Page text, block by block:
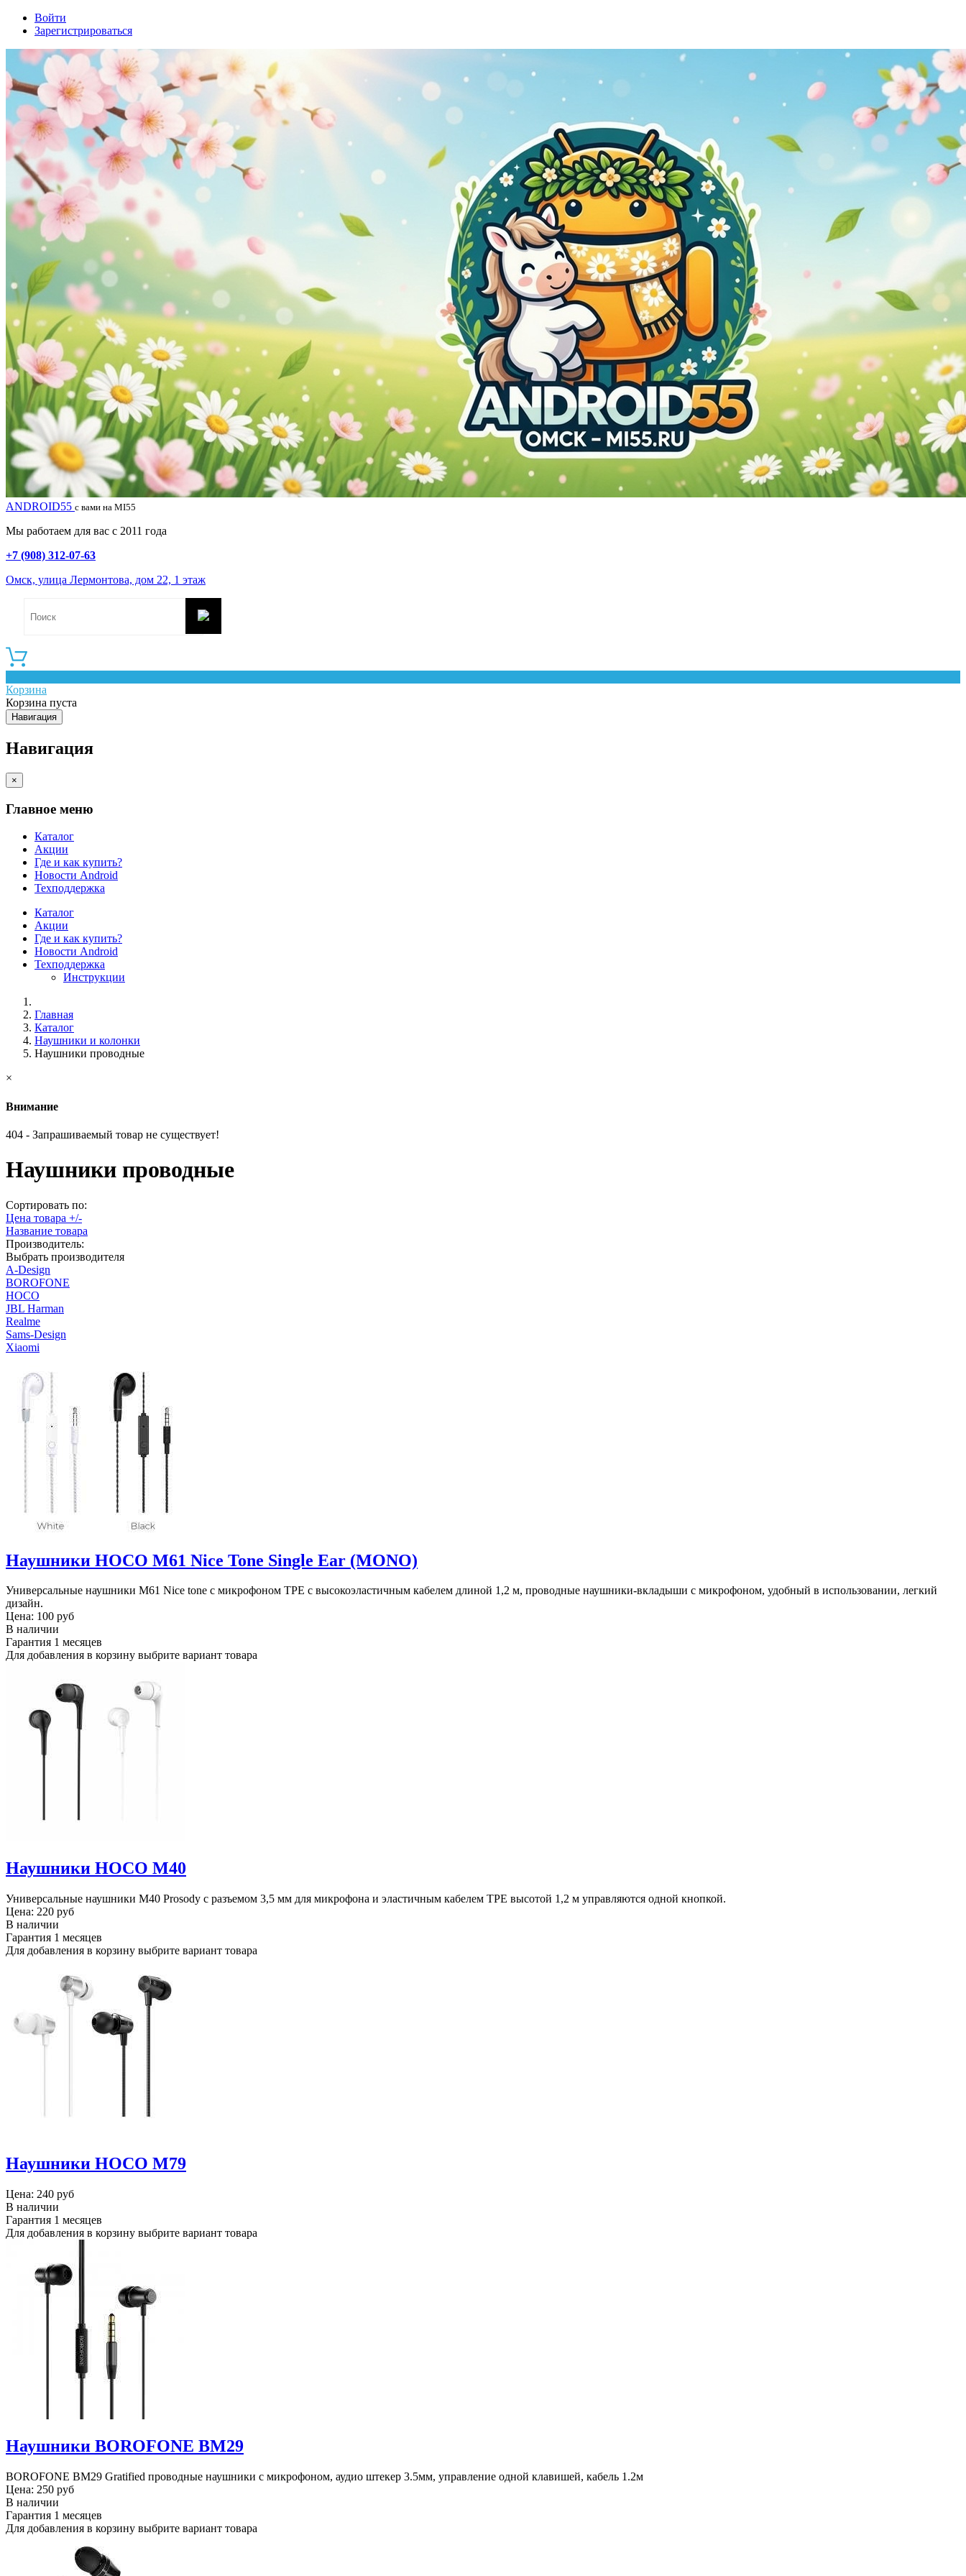
Войти
Зарегистрироваться
ANDROID55 с вами на MI55
Мы работаем для вас с 2011 года
+7 (908) 312-07-63
Омск, улица Лермонтова, дом 22, 1 этаж
Корзина
Корзина пуста
Навигация
Навигация
×
Главное меню
Каталог
Акции
Где и как купить?
Новости Android
Техподдержка
Каталог
Акции
Где и как купить?
Новости Android
Техподдержка
Инструкции
Главная
Каталог
Наушники и колонки
Наушники проводные
×
Внимание
404 - Запрашиваемый товар не существует!
Наушники проводные
Сортировать по:
Цена товара +/-
Название товара
Производитель:
Выбрать производителя
A-Design
BOROFONE
HOCO
JBL Harman
Realme
Sams-Design
Xiaomi
Наушники HOCO M61 Nice Tone Single Ear (MONO)
Универсальные наушники M61 Nice tone с микрофоном TPE с высокоэластичным кабелем длиной 1,2 м, проводные наушники-вкладыши с микрофоном, удобный в использовании, легкий
дизайн.
Цена: 100 руб
В наличии
Гарантия 1 месяцев
Для добавления в корзину выбрите вариант товара
Наушники HOCO M40
Универсальные наушники M40 Prosody с разъемом 3,5 мм для микрофона и эластичным кабелем TPE высотой 1,2 м управляются одной кнопкой.
Цена: 220 руб
В наличии
Гарантия 1 месяцев
Для добавления в корзину выбрите вариант товара
Наушники HOCO M79
Цена: 240 руб
В наличии
Гарантия 1 месяцев
Для добавления в корзину выбрите вариант товара
Наушники BOROFONE BM29
BOROFONE BM29 Gratified проводные наушники с микрофоном, аудио штекер 3.5мм, управление одной клавишей, кабель 1.2м
Цена: 250 руб
В наличии
Гарантия 1 месяцев
Для добавления в корзину выбрите вариант товара